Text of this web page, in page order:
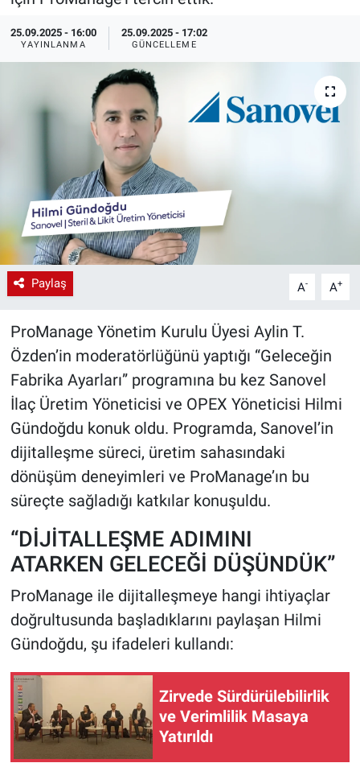
25.09.2025 - 16:00
YAYINLANMA
25.09.2025 - 17:02
GÜNCELLEME
Paylaş A- A+
ProManage Yönetim Kurulu Üyesi Aylin T.
Özden’in moderatörlüğünü yaptığı “Geleceğin
Fabrika Ayarları” programına bu kez Sanovel
İlaç Üretim Yöneticisi ve OPEX Yöneticisi Hilmi
Gündoğdu konuk oldu. Programda, Sanovel’in
dijitalleşme süreci, üretim sahasındaki
dönüşüm deneyimleri ve ProManage’ın bu
süreçte sağladığı katkılar konuşuldu.
“DİJİTALLEŞME ADIMINI
ATARKEN GELECEĞİ DÜŞÜNDÜK”
ProManage ile dijitalleşmeye hangi ihtiyaçlar
doğrultusunda başladıklarını paylaşan Hilmi
Gündoğdu, şu ifadeleri kullandı:
Zirvede Sürdürülebilirlik
ve Verimlilik Masaya
Yatırıldı
Ağır Sanayi Çözümleri